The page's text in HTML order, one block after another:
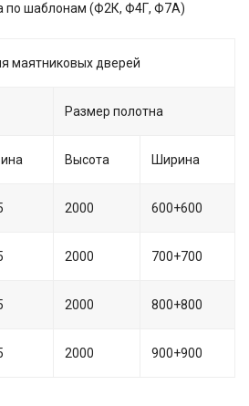
по шаблонам (Ф2К, Ф4Г, Ф7А)
маятниковых дверей
Размер полотна
Высота Ширина
2000 600+600
2000 700+700
2000 800+800
2000 900+900